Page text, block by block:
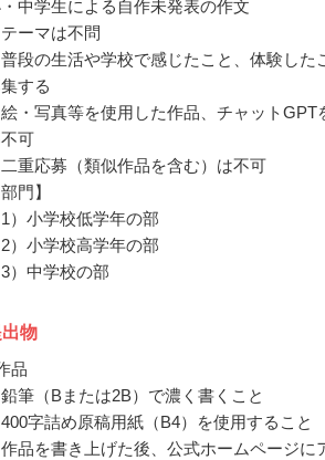
中学生による自作未発表の作文
ーマは不問
段の生活や学校で感じたこと、体験した
する
・写真等を使用した作品、チャットGPT
可
重応募（類似作品を含む）は不可
部門】
1）小学校低学年の部
2）小学校高学年の部
3）中学校の部
物
品
筆（Bまたは2B）で濃く書くこと
字詰め原稿用紙（B4）を使用すること
品を書き上げた後、公式ホームページに